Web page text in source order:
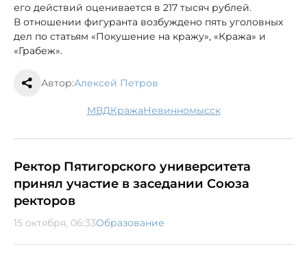
его действий оценивается в 217 тысяч рублей.
В отношении фигуранта возбуждено пять уголовных
дел по статьям «Покушение на кражу», «Кража» и
«Грабеж».
Автор:Алексей Петров
МВД кража Невинномысск
Ректор Пятигорского университета
принял участие в заседании Союза
ректоров
15 октября, 06:33Образование